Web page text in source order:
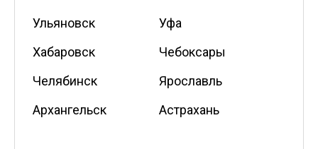
Ульяновск
Уфа
Хабаровск
Чебоксары
Челябинск
Ярославль
Архангельск
Астрахань